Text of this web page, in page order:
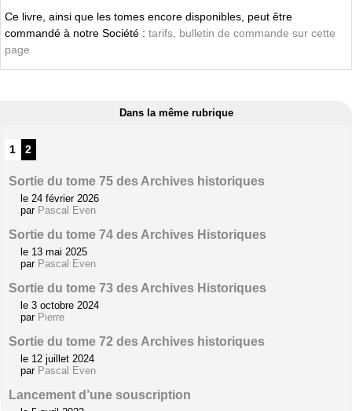
Ce livre, ainsi que les tomes encore disponibles, peut être
commandé à notre Société : tarifs, bulletin de commande sur cette
page
Dans la même rubrique
1 2
Sortie du tome 75 des Archives historiques
le 24 février 2026
par Pascal Even
Sortie du tome 74 des Archives Historiques
le 13 mai 2025
par Pascal Even
Sortie du tome 73 des Archives Historiques
le 3 octobre 2024
par Pierre
Sortie du tome 72 des Archives historiques
le 12 juillet 2024
par Pascal Even
Lancement d’une souscription